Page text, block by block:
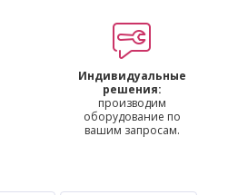
Индивидуальные
решения:
производим
оборудование по
вашим запросам.